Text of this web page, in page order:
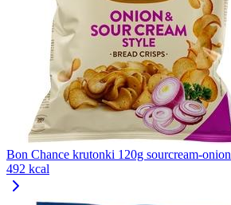
Bon Chance krutonki 120g sourcream-onion
492 kcal